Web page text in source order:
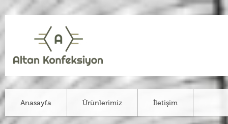
Anasayfa Ürünlerimiz İletişim